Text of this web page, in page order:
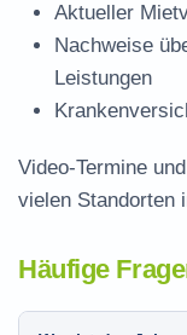
Aktueller
Nachweise
Leistungen
Video-Termine
vielen Standorten
Häufige